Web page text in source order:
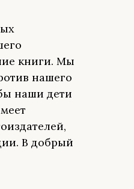
книги. Мы
нашего
наши дети
В добрый